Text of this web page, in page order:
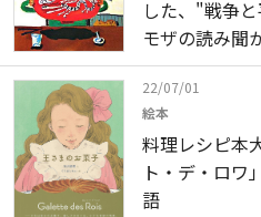
した、"戦争
モザの読み聞
22/07/01
絵本
料理レシピ本
ト・デ・ロワ
語